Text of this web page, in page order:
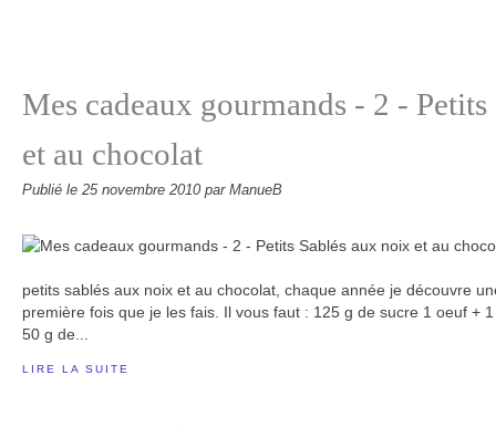
Mes cadeaux gourmands - 2 -
et au chocolat
Publié le 25 novembre 2010 par ManueB
petits sablés aux noix et au chocolat, chaque année je découvre
première fois que je les fais. Il vous faut : 125 g de sucre 1 oeuf +
50 g de...
LIRE LA SUITE